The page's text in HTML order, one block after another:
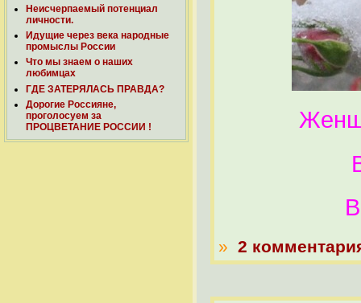
Неисчерпаемый потенциал
личности.
Идущие через века народные
промыслы России
Что мы знаем о наших
любимцах
ГДЕ ЗАТЕРЯЛАСЬ ПРАВДА?
Дорогие Россияне,
проголосуем за
ПРОЦВЕТАНИЕ РОССИИ !
» 2